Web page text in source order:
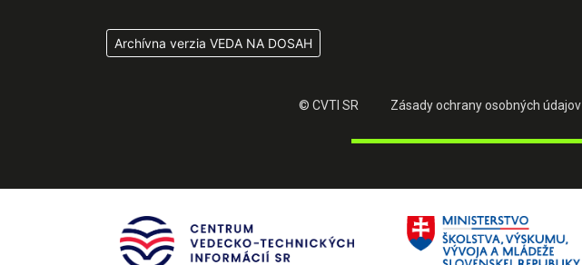
Archívna verzia VEDA NA DOSAH
© CVTI SR Zásady ochrany osobných údajov